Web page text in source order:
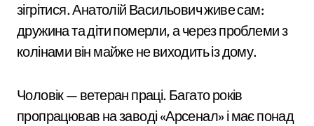
зігрітися. Анатолій Васильович живе сам:
дружина та діти померли, а через проблеми з
колінами він майже не виходить із дому.
Чоловік — ветеран праці. Багато років
пропрацював на заводі «Арсенал» і має понад